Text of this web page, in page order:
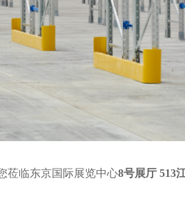
莅临东京国际展览中心8号展厅 513